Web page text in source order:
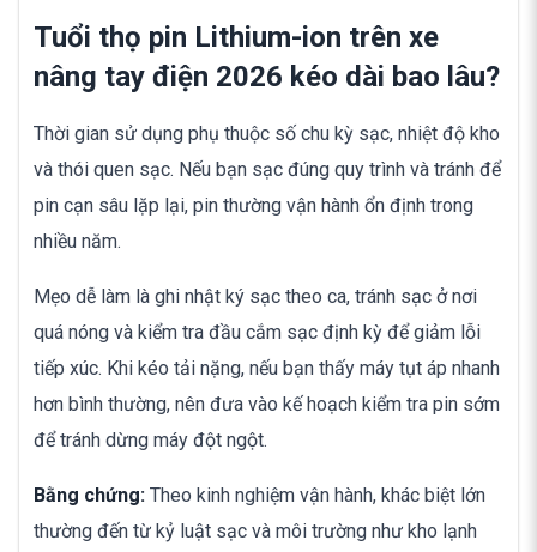
Tuổi thọ pin Lithium-ion trên xe
nâng tay điện 2026 kéo dài bao lâu?
Thời gian sử dụng phụ thuộc số chu kỳ sạc, nhiệt độ kho
và thói quen sạc. Nếu bạn sạc đúng quy trình và tránh để
pin cạn sâu lặp lại, pin thường vận hành ổn định trong
nhiều năm.
Mẹo dễ làm là ghi nhật ký sạc theo ca, tránh sạc ở nơi
quá nóng và kiểm tra đầu cắm sạc định kỳ để giảm lỗi
tiếp xúc. Khi kéo tải nặng, nếu bạn thấy máy tụt áp nhanh
hơn bình thường, nên đưa vào kế hoạch kiểm tra pin sớm
để tránh dừng máy đột ngột.
Bằng chứng: Theo kinh nghiệm vận hành, khác biệt lớn
thường đến từ kỷ luật sạc và môi trường như kho lạnh